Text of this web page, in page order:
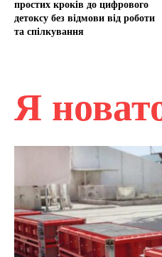
простих кроків до цифрового
детоксу без відмови від роботи
та спілкування
Я